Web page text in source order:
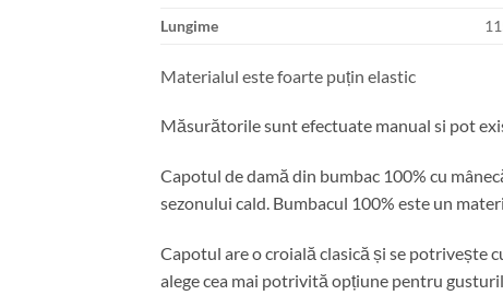
Lungime
Materialul este foarte puțin elastic
Măsurătorile sunt efectuate manual si pot
Capotul de damă din bumbac 100% cu
sezonului cald. Bumbacul 100% este un
Capotul are o croială clasică și se potrivește
alege cea mai potrivită opțiune pentru